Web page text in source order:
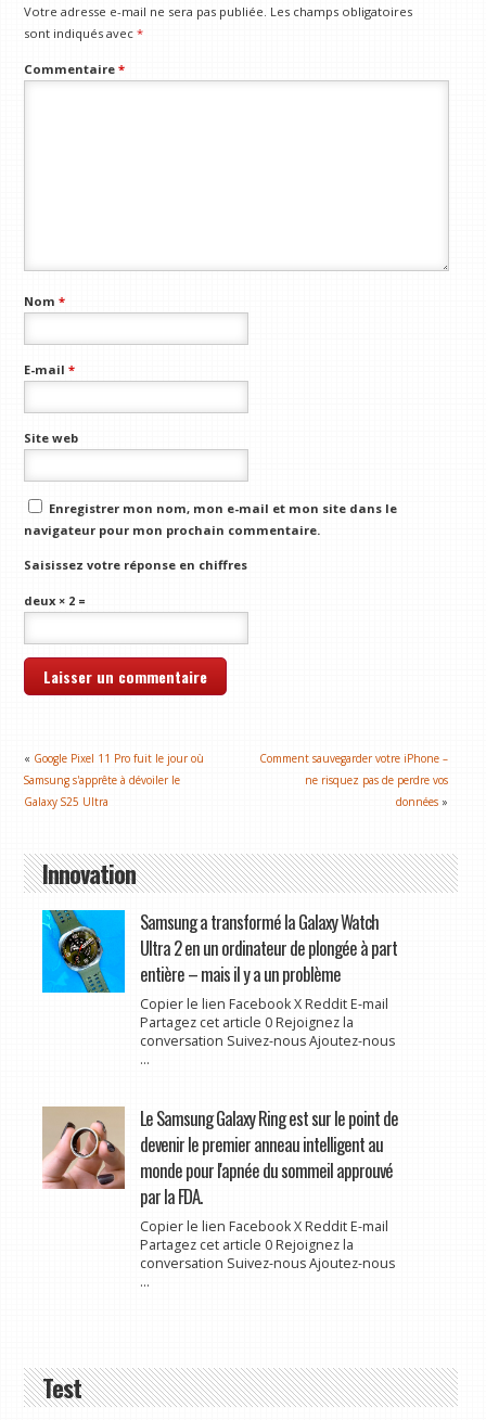
Votre adresse e-mail ne sera pas publiée. Les champs obligatoires
sont indiqués avec*
Commentaire*
Nom*
E-mail*
Site web
Enregistrer mon nom, mon e-mail et mon site dans le
navigateur pour mon prochain commentaire.
Saisissez votre réponse en chiffres
deux × 2 =
« Google Pixel 11 Pro fuit le jour où
Samsung s'apprête à dévoiler le
Galaxy S25 Ultra
Comment sauvegarder votre iPhone –
ne risquez pas de perdre vos
données »
Innovation
Samsung a transformé la Galaxy Watch
Ultra 2 en un ordinateur de plongée à part
entière – mais il y a un problème
Copier le lien Facebook X Reddit E-mail
Partagez cet article 0 Rejoignez la
conversation Suivez-nous Ajoutez-nous
...
Le Samsung Galaxy Ring est sur le point de
devenir le premier anneau intelligent au
monde pour l'apnée du sommeil approuvé
par la FDA.
Copier le lien Facebook X Reddit E-mail
Partagez cet article 0 Rejoignez la
conversation Suivez-nous Ajoutez-nous
...
Test